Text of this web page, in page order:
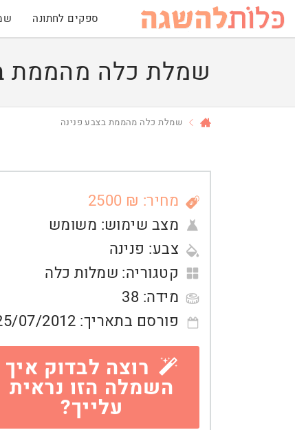
ספקים לחתונה
שמלת כלה מהממת
שמלת כלה מהממת בצבע פנינה
מחיר: ₪ 2500
מצב שימוש: משומש
צבע: פנינה
קטגוריה: שמלות כלה
מידה: 38
פורסם בתאריך: 07/2012
רוצה לבדוק איך
השמלה הזו נראית
עלייך?